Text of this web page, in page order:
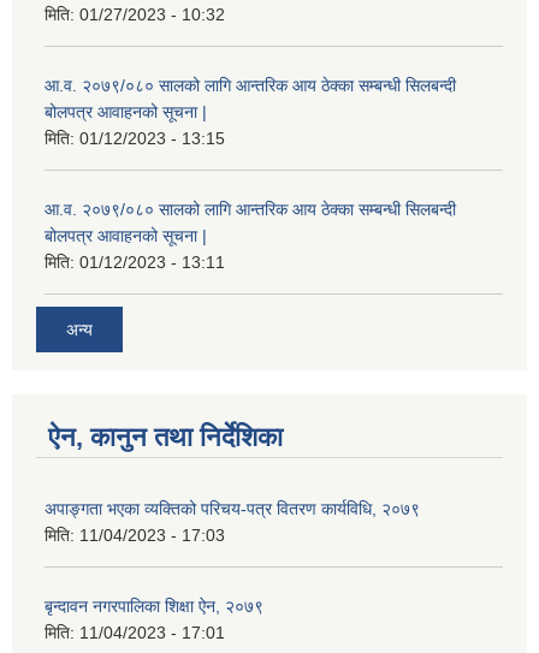
मिति: 01/27/2023 - 10:32
आ.व. २०७९/०८० सालको लागि आन्तरिक आय ठेक्का सम्बन्धी सिलबन्दी
बोलपत्र आवाहनको सूचना |
मिति: 01/12/2023 - 13:15
आ.व. २०७९/०८० सालको लागि आन्तरिक आय ठेक्का सम्बन्धी सिलबन्दी
बोलपत्र आवाहनको सूचना |
मिति: 01/12/2023 - 13:11
अन्य
ऐन, कानुन तथा निर्देशिका
अपाङ्गता भएका व्यक्तिको परिचय-पत्र वितरण कार्यविधि, २०७९
मिति: 11/04/2023 - 17:03
बृन्दावन नगरपालिका शिक्षा ऐन, २०७९
मिति: 11/04/2023 - 17:01